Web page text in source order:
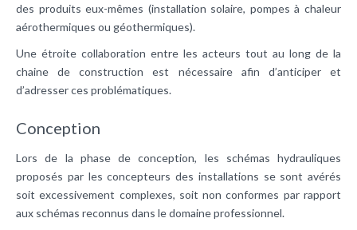
des produits eux-mêmes (installation solaire, pompes à chaleur
aérothermiques ou géothermiques).
Une étroite collaboration entre les acteurs tout au long de la
chaine de construction est nécessaire afin d’anticiper et
d’adresser ces problématiques.
Conception
Lors de la phase de conception, les schémas hydrauliques
proposés par les concepteurs des installations se sont avérés
soit excessivement complexes, soit non conformes par rapport
aux schémas reconnus dans le domaine professionnel.